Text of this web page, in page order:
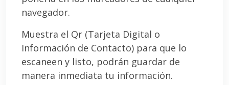
navegador.
Muestra el Qr (Tarjeta Digital o
Información de Contacto) para que lo
escaneen y listo, podrán guardar de
manera inmediata tu información.